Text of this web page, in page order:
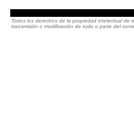
Todos los derechos de la propiedad intelectual de
transmisión o modificación de todo o parte del